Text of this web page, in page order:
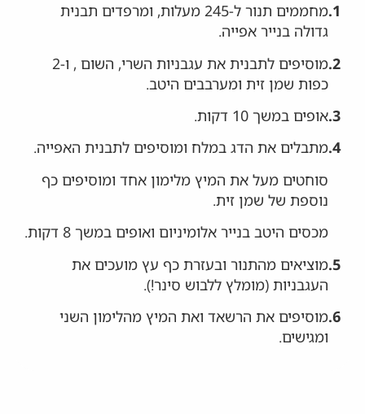
1.
מחממים תנור ל-245 מעלות, ומרפדים תבנית
גדולה בנייר אפייה.
2.
מוסיפים לתבנית את עגבניות השרי, השום , ו-2
כפות שמן זית ומערבבים היטב.
3. אופים במשך 10 דקות.
4. מתבלים את הדג במלח ומוסיפים לתבנית האפייה.
סוחטים מעל את המיץ מלימון אחד ומוסיפים כף
נוספת של שמן זית.
מכסים היטב בנייר אלומיניום ואופים במשך 8 דקות.
5. מוציאים מהתנור ובעזרת כף עץ מועכים את
העגבניות (מומלץ ללבוש סינר!).
6. מוסיפים את הרשאד ואת המיץ מהלימון השני
ומגישים.